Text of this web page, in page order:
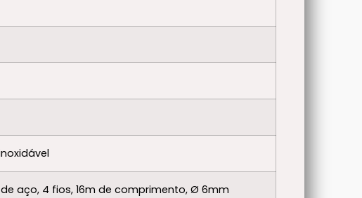
aço, 4 fios, 16m de comprimento, Ø 6mm